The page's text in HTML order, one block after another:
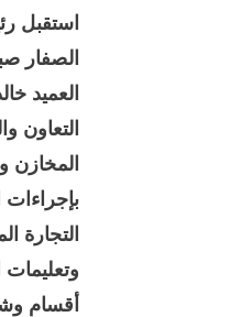
استقبل
العميد
التعاون
المخازن
التجارة
أقسام